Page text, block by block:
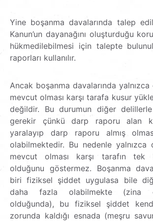
Yine boşanma davalarında talep
Kanun’un dayanağını oluşturduğu
hükmedilebilmesi için talepte
raporları kullanılır.
Ancak boşanma davalarında
mevcut olması karşı tarafa kusur
değildir. Bu durumun diğer
gerekir çünkü darp raporu alan
yaralayıp darp raporu almış
olabilmektedir. Bu nedenle yalnızca
mevcut olması karşı tarafın tek
olduğunu göstermez. Boşanma
biri fiziksel şiddet uygulasa bile
daha fazla olabilmekte (zina
olduğunda), bu fiziksel şiddet
zorunda kaldığı esnada (meşru